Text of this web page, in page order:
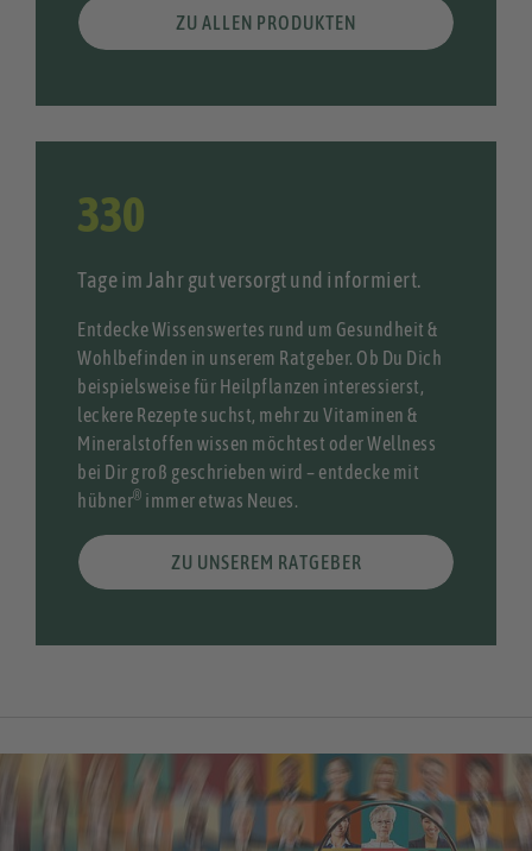
ZU ALLEN PRODUKTEN
365
Tage im Jahr gut versorgt und informiert.
Entdecke Wissenswertes rund um Gesundheit &
Wohlbefinden in unserem Ratgeber. Ob Du Dich
beispielsweise für Heilpflanzen interessierst,
leckere Rezepte suchst, mehr zu Vitaminen &
Mineralstoffen wissen möchtest oder Wellness
bei Dir groß geschrieben wird – entdecke mit
hübner® immer etwas Neues.
ZU UNSEREM RATGEBER